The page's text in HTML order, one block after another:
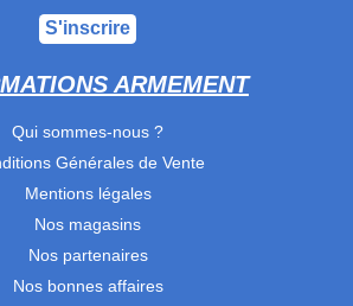
S'inscrire
ARMEMENT
Qui sommes-nous ?
Générales de Vente
Mentions légales
Nos magasins
Nos partenaires
Nos bonnes affaires